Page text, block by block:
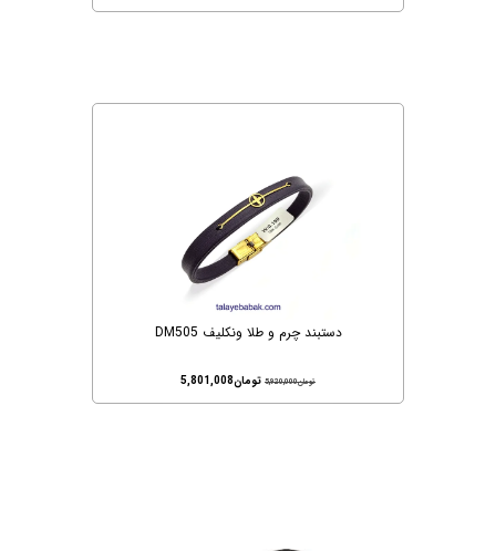
دستبند چرم و طلا ونکلیف DM505
تومان5,920,000 تومان5,801,008